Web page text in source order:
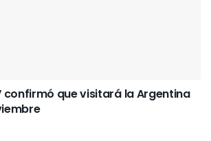
confirmó que visitará la Argentina